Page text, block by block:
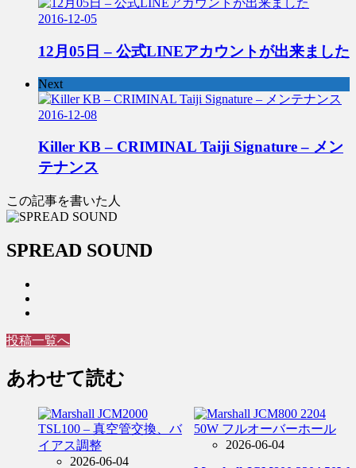
2016-12-05
12月05日 – 公式LINEアカウントが出来ました
Next
2016-12-08
Killer KB – CRIMINAL Taiji Signature – メン
テナンス
この記事を書いた人
SPREAD SOUND
投稿一覧へ
あわせて読む
2026-06-04
2026-06-04